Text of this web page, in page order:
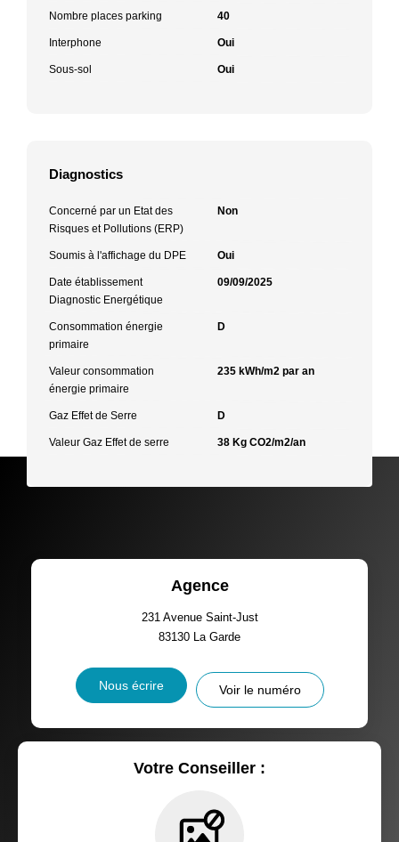
Nombre places parking 40
Interphone Oui
Sous-sol Oui
Diagnostics
Concerné par un Etat des
Risques et Pollutions (ERP)
Non
Soumis à l'affichage du DPE Oui
Date établissement
Diagnostic Energétique
09/09/2025
Consommation énergie
primaire
D
Valeur consommation
énergie primaire
235 kWh/m2 par an
Gaz Effet de Serre D
Valeur Gaz Effet de serre 38 Kg CO2/m2/an
Agence
231 Avenue Saint-Just
83130 La Garde
Nous écrire Voir le numéro
Votre Conseiller :